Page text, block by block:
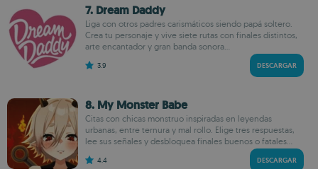
7. Dream Daddy
Liga con otros padres carismáticos siendo papá soltero.
Crea tu personaje y vive siete rutas con finales distintos,
arte encantador y gran banda sonora...
3.9 DESCARGAR
8. My Monster Babe
Citas con chicas monstruo inspiradas en leyendas
urbanas, entre ternura y mal rollo. Elige tres respuestas,
lee sus señales y desbloquea finales buenos o fatales...
4.4 DESCARGAR